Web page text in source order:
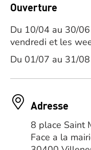
Ouverture
Du 10/04 au 30/
vendredi et les
Du 01/07 au 31/
Adresse
8 place Saint
Face a la